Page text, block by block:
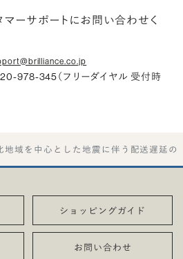
ーサポートにお問い合わせく
978-345（フリーダイヤル 受付時
地域を中心とした地震に伴う配送遅延の
ショッピングガイド
お問い合わせ